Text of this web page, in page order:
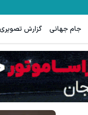
جام جهانی گزارش تصویری
تخفیف ویژه جین وست تا